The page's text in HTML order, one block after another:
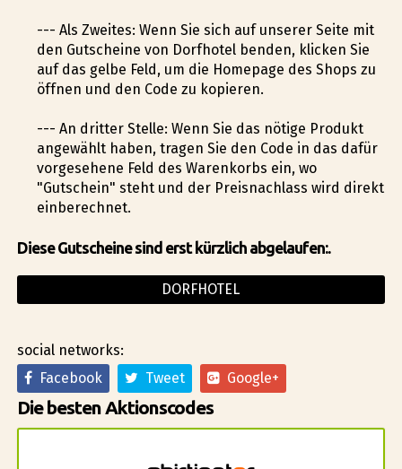
--- Als Zweites: Wenn Sie sich auf unserer Seite mit
den Gutscheine von Dorfhotel befinden, klicken Sie
auf das gelbe Feld, um die Homepage des Shops zu
öffnen und den Code zu kopieren.
--- An dritter Stelle: Wenn Sie das nötige Produkt
angewählt haben, tragen Sie den Code in das dafür
vorgesehene Feld des Warenkorbs ein, wo
"Gutschein" steht und der Preisnachlass wird direkt
einberechnet.
Diese Gutscheine sind erst kürzlich abgelaufen:.
DORFHOTEL
social networks:
Facebook
Tweet Google+
Die besten Aktionscodes